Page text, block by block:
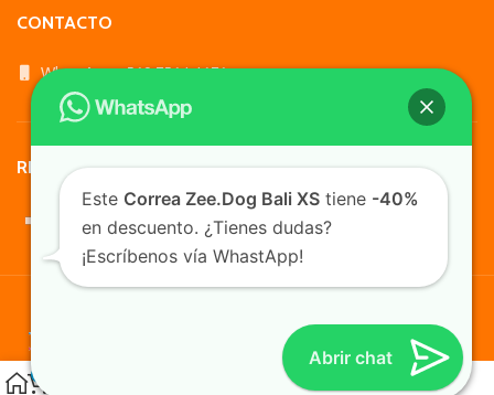
CONTACTO
WhatsApp: +569 7564 4676
REDES SOCIALES
TusMascotas.cl
Abrir chat
Este Correa Zee.Dog Bali XS tiene -40%
en descuento. ¿Tienes dudas?
¡Escríbenos vía WhastApp!